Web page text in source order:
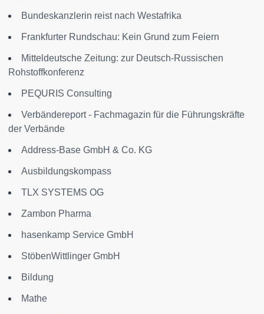
Bundeskanzlerin reist nach Westafrika
Frankfurter Rundschau: Kein Grund zum Feiern
Mitteldeutsche Zeitung: zur Deutsch-Russischen
Rohstoffkonferenz
PEQURIS Consulting
Verbändereport - Fachmagazin für die Führungskräfte
der Verbände
Address-Base GmbH & Co. KG
Ausbildungskompass
TLX SYSTEMS OG
Zambon Pharma
hasenkamp Service GmbH
StöbenWittlinger GmbH
Bildung
Mathe